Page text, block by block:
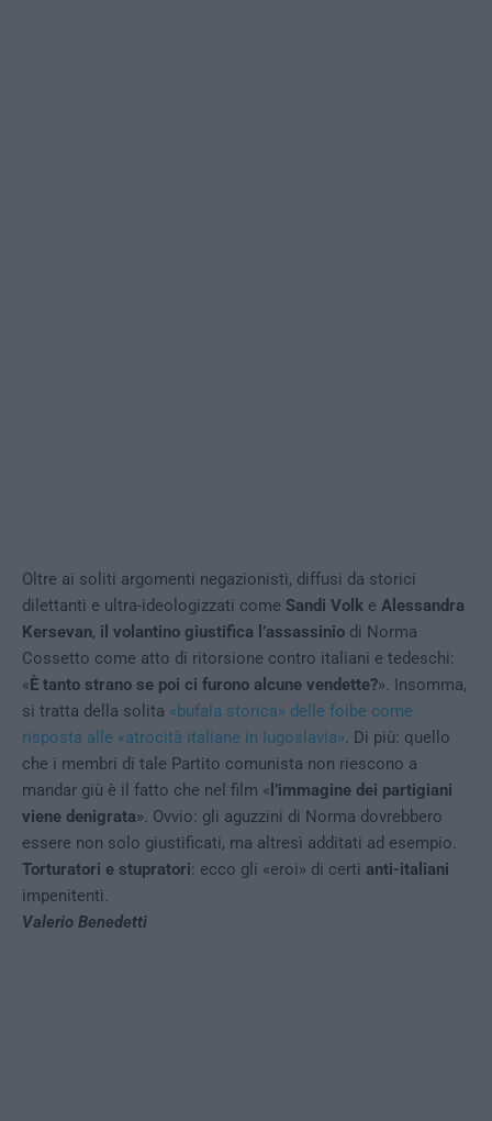
Oltre ai soliti argomenti negazionisti, diffusi da storici
dilettanti e ultra-ideologizzati come Sandi Volk e Alessandra
Kersevan, il volantino giustifica l’assassinio di Norma
Cossetto come atto di ritorsione contro italiani e tedeschi:
«È tanto strano se poi ci furono alcune vendette?». Insomma,
si tratta della solita «bufala storica» delle foibe come
risposta alle «atrocità italiane in Iugoslavia». Di più: quello
che i membri di tale Partito comunista non riescono a
mandar giù è il fatto che nel film « l’immagine dei partigiani
viene denigrata». Ovvio: gli aguzzini di Norma dovrebbero
essere non solo giustificati, ma altresì additati ad esempio.
Torturatori e stupratori: ecco gli «eroi» di certi anti-italiani
impenitenti.
Valerio Benedetti